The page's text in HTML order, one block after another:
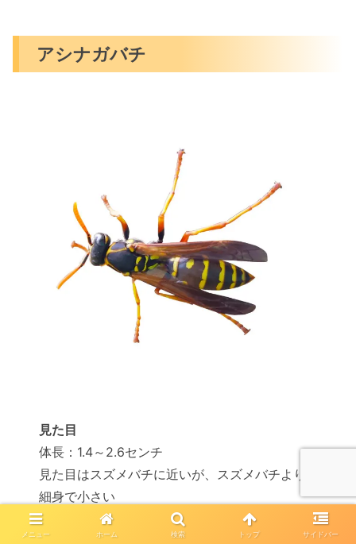
アシナガバチ
見た目
体長：1.4～2.6センチ
見た目はスズメバチに近いが、スズメバチより
細身で小さい
メニュー ホーム 検索 トップ サイドバー